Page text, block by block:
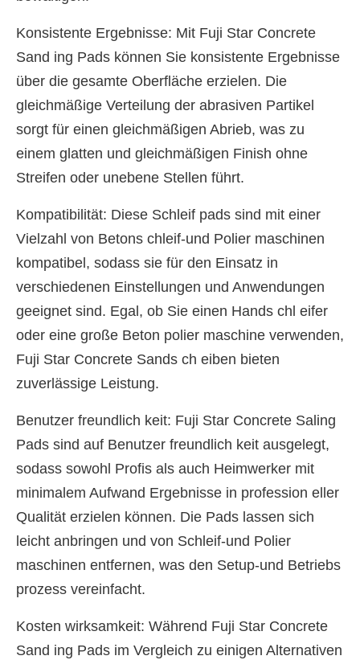
Konsistente Ergebnisse: Mit Fuji Star Concrete
Sand ing Pads können Sie konsistente Ergebnisse
über die gesamte Oberfläche erzielen. Die
gleichmäßige Verteilung der abrasiven Partikel
sorgt für einen gleichmäßigen Abrieb, was zu
einem glatten und gleichmäßigen Finish ohne
Streifen oder unebene Stellen führt.
Kompatibilität: Diese Schleif pads sind mit einer
Vielzahl von Betons chleif-und Polier maschinen
kompatibel, sodass sie für den Einsatz in
verschiedenen Einstellungen und Anwendungen
geeignet sind. Egal, ob Sie einen Hands chl eifer
oder eine große Beton polier maschine verwenden,
Fuji Star Concrete Sands ch eiben bieten
zuverlässige Leistung.
Benutzer freundlich keit: Fuji Star Concrete Saling
Pads sind auf Benutzer freundlich keit ausgelegt,
sodass sowohl Profis als auch Heimwerker mit
minimalem Aufwand Ergebnisse in profession eller
Qualität erzielen können. Die Pads lassen sich
leicht anbringen und von Schleif-und Polier
maschinen entfernen, was den Setup-und Betriebs
prozess vereinfacht.
Kosten wirksamkeit: Während Fuji Star Concrete
Sand ing Pads im Vergleich zu einigen Alternativen